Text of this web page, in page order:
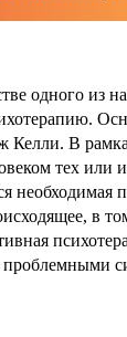
одного из
В
тех или
в